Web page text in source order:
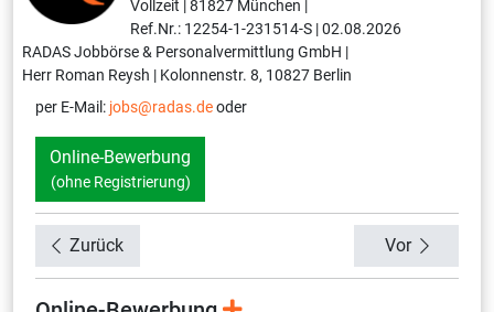
Vollzeit |81827 München |
Ref.Nr.: 12254-1-231514-S |02.08.2026
RADAS Jobbörse & Personalvermittlung GmbH |
Herr Roman Reysh | Kolonnenstr. 8, 10827 Berlin
per E-Mail: jobs@radas.deoder
Online-Bewerbung
(ohne Registrierung)
Zurück Vor